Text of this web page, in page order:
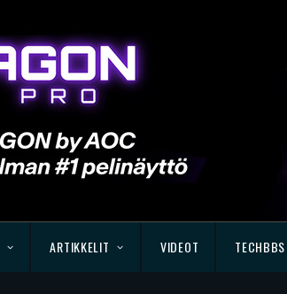
ARTIKKELIT VIDEOT TECHBBS